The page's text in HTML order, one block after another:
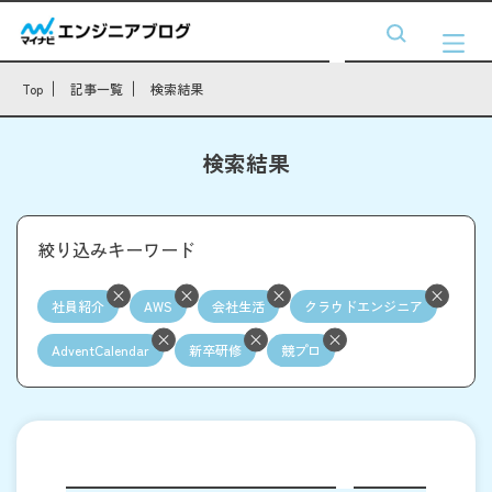
Top 記事一覧 検索結果
検索結果
絞り込みキーワード
社員紹介 AWS 会社生活 クラウドエンジニア
AdventCalendar 新卒研修 競プロ